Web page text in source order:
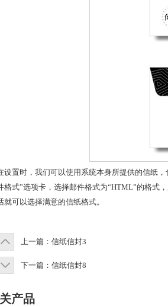
设置时，我们可以使用系统本身所提供的信纸
格式”选项卡，选择邮件格式为“HTML”的格式
就可以选择满意的信纸格式。
上一篇： 信纸信封3
下一篇： 信纸信封8
产品